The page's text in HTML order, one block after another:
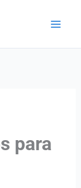
para